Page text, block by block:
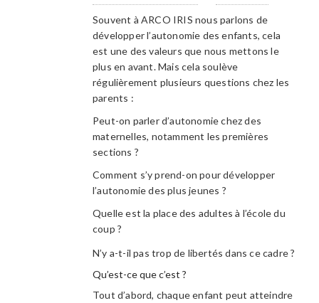
Souvent à ARCO IRIS nous parlons de
développer l’autonomie des enfants, cela
est une des valeurs que nous mettons le
plus en avant. Mais cela soulève
régulièrement plusieurs questions chez les
parents :
Peut-on parler d’autonomie chez des
maternelles, notamment les premières
sections ?
Comment s’y prend-on pour développer
l’autonomie des plus jeunes ?
Quelle est la place des adultes à l’école du
coup ?
N’y a-t-il pas trop de libertés dans ce cadre ?
Qu’est-ce que c’est ?
Tout d’abord, chaque enfant peut atteindre